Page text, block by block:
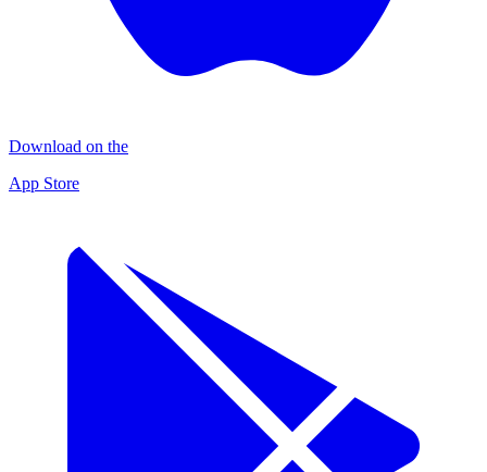
Download on the
App Store